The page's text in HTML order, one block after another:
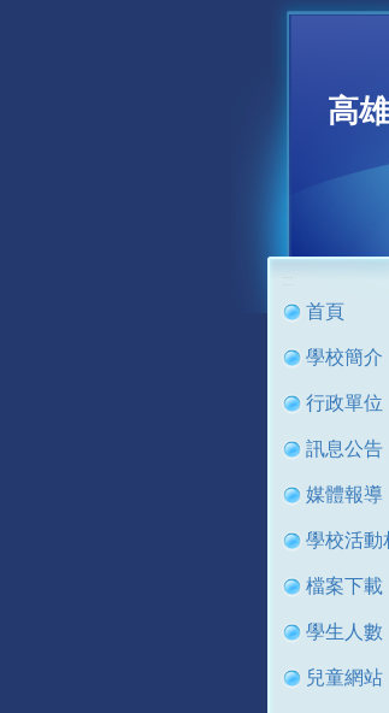
高
:::
首頁
學校簡介
行政單位
訊息公告
媒體報導
學校活動
檔案下載
學生人數
兒童網站